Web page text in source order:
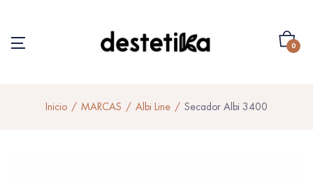
0
Inicio MARCAS Albi Line Secador Albi 3400